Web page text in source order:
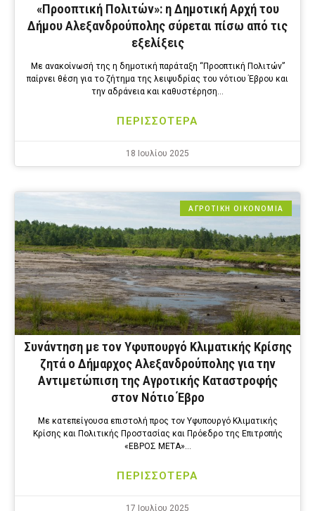
«Προοπτική Πολιτών»: η Δημοτική Αρχή του
Δήμου Αλεξανδρούπολης σύρεται πίσω από τις
εξελίξεις
Με ανακοίνωσή της η δημοτική παράταξη “Προοπτική Πολιτών”
παίρνει θέση για το ζήτημα της λειψυδρίας του νότιου Έβρου και
την αδράνεια και καθυστέρηση…
ΠΕΡΙΣΣΟΤΕΡΑ
18 Ιουλίου 2025
ΑΓΡΟΤΙΚΗ ΟΙΚΟΝΟΜΙΑ
Συνάντηση με τον Υφυπουργό Κλιματικής Κρίσης
ζητά ο Δήμαρχος Αλεξανδρούπολης για την
Αντιμετώπιση της Αγροτικής Καταστροφής
στον Νότιο Έβρο
Με κατεπείγουσα επιστολή προς τον Υφυπουργό Κλιματικής
Κρίσης και Πολιτικής Προστασίας και Πρόεδρο της Επιτροπής
«ΕΒΡΟΣ ΜΕΤΑ»…
ΠΕΡΙΣΣΟΤΕΡΑ
17 Ιουλίου 2025